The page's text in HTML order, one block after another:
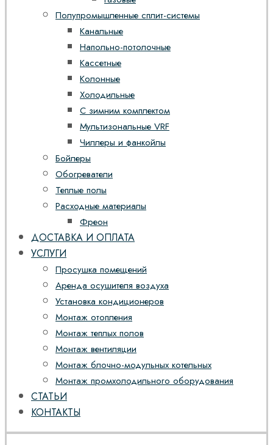
Полупромышленные сплит-системы
Канальные
Напольно-потолочные
Кассетные
Колонные
Холодильные
С зимним комплектом
Мультизональные VRF
Чиллеры и фанкойлы
Бойлеры
Обогреватели
Теплые полы
Расходные материалы
Фреон
ДОСТАВКА И ОПЛАТА
УСЛУГИ
Просушка помещений
Аренда осушителя воздуха
Установка кондиционеров
Монтаж отопления
Монтаж теплых полов
Монтаж вентиляции
Монтаж блочно-модульных котельных
Монтаж промхолодильного оборудования
СТАТЬИ
КОНТАКТЫ